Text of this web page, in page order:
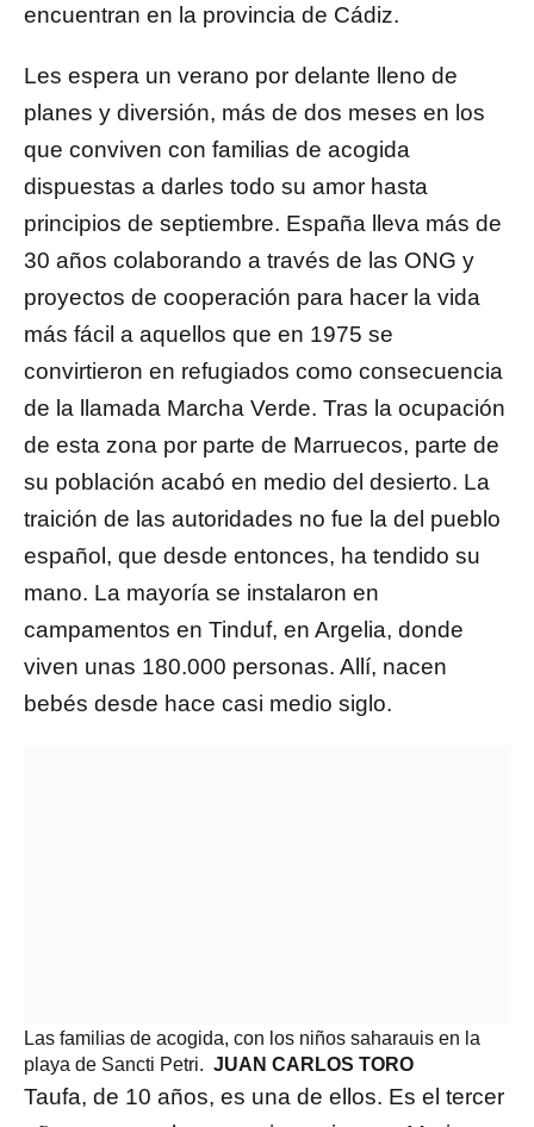
encuentran en la provincia de Cádiz.
Les espera un verano por delante lleno de
planes y diversión, más de dos meses en los
que conviven con familias de acogida
dispuestas a darles todo su amor hasta
principios de septiembre. España lleva más de
30 años colaborando a través de las ONG y
proyectos de cooperación para hacer la vida
más fácil a aquellos que en 1975 se
convirtieron en refugiados como consecuencia
de la llamada Marcha Verde. Tras la ocupación
de esta zona por parte de Marruecos, parte de
su población acabó en medio del desierto. La
traición de las autoridades no fue la del pueblo
español, que desde entonces, ha tendido su
mano. La mayoría se instalaron en
campamentos en Tinduf, en Argelia, donde
viven unas 180.000 personas. Allí, nacen
bebés desde hace casi medio siglo.
Las familias de acogida, con los niños saharauis en la
playa de Sancti Petri. JUAN CARLOS TORO
Taufa, de 10 años, es una de ellos. Es el tercer